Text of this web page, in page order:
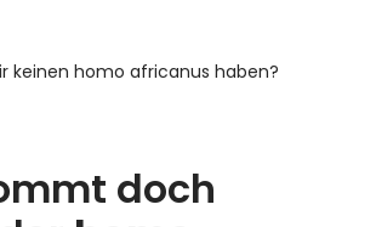
keinen homo africanus haben?
doch